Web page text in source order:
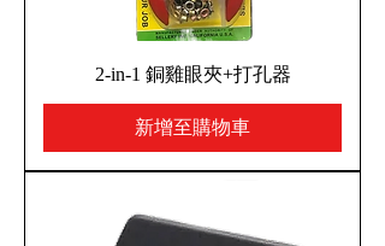
2-in-1 銅雞眼夾+打孔器
新增至購物車